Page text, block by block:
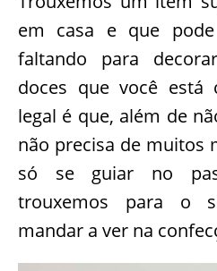
em casa e que
faltando para
doces que você está
legal é que, além de
não precisa de muitos
só se guiar no
trouxemos para o
mandar a ver na